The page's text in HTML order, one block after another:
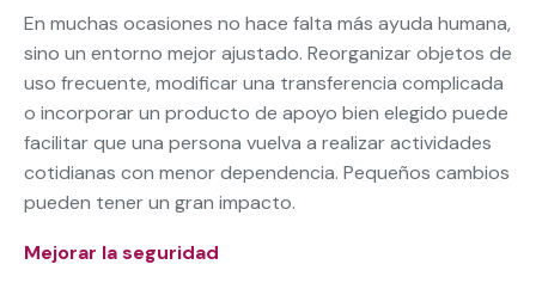
En muchas ocasiones no hace falta más ayuda humana,
sino un entorno mejor ajustado. Reorganizar objetos de
uso frecuente, modificar una transferencia complicada
o incorporar un producto de apoyo bien elegido puede
facilitar que una persona vuelva a realizar actividades
cotidianas con menor dependencia. Pequeños cambios
pueden tener un gran impacto.
Mejorar la seguridad